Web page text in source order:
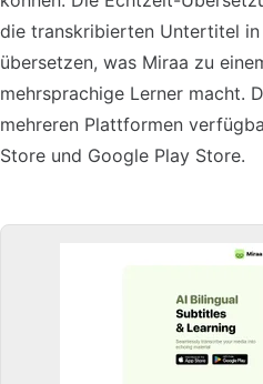
die transkribierten Untertitel
übersetzen, was Miraa zu
mehrsprachige Lerner macht.
mehreren Plattformen
Store und Google Play Store.